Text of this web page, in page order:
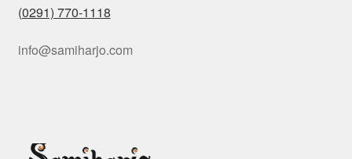
(0291) 770-1118
info@samiharjo.com